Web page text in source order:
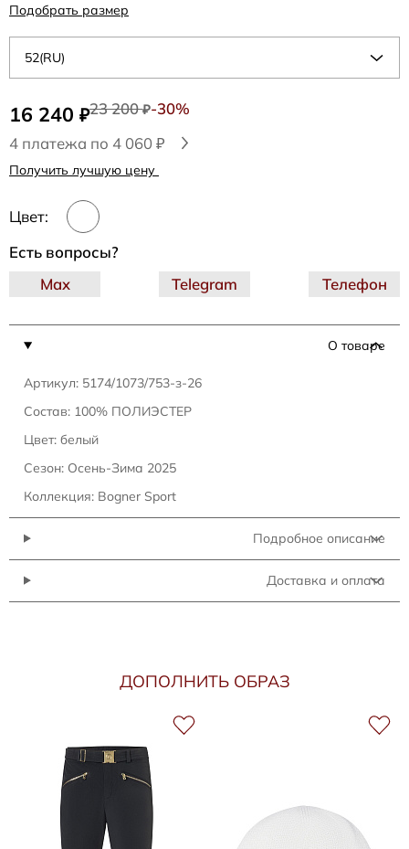
16 240 ₽23 200₽-30%
4 платежа по 4 060 ₽
Получить лучшую цену
Цвет:
52(RU)
Подобрать размер
О товаре
Артикул: 5174/1073/753-з-26
Состав: 100% ПОЛИЭСТЕР
Цвет: белый
Сезон: Осень-Зима 2025
Коллекция: Bogner Sport
Подробное описание
Доставка и оплата
Есть вопросы?
Telegram
Max Телефон
ДОПОЛНИТЬ ОБРАЗ